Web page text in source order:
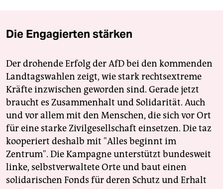
Die Engagierten stärken
Der drohende Erfolg der AfD bei den kommenden
Landtagswahlen zeigt, wie stark rechtsextreme
Kräfte inzwischen geworden sind. Gerade jetzt
braucht es Zusammenhalt und Solidarität. Auch
und vor allem mit den Menschen, die sich vor Ort
für eine starke Zivilgesellschaft einsetzen. Die taz
kooperiert deshalb mit "Alles beginnt im
Zentrum". Die Kampagne unterstützt bundesweit
linke, selbstverwaltete Orte und baut einen
solidarischen Fonds für deren Schutz und Erhalt